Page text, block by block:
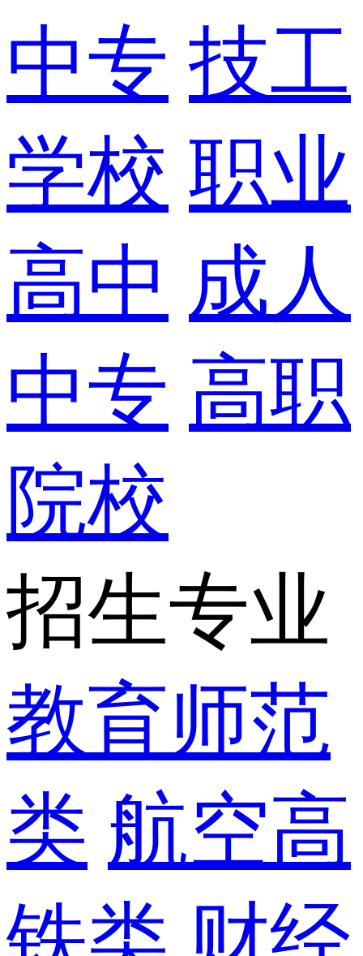
中专 技工
学校 职业
高中 成人
中专 高职
院校
招生专业
教育师范
类 航空高